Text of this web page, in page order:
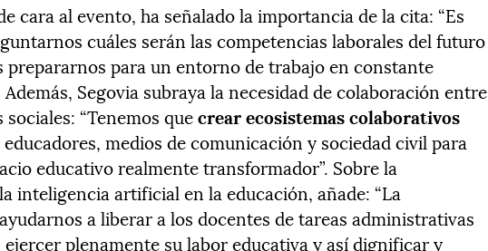
cara al evento, ha señalado la importancia de la cita: “Es
cuáles serán las competencias laborales del futuro
prepararnos para un entorno de trabajo en constante
Segovia subraya la necesidad de colaboración entre
“Tenemos quecrear ecosistemas colaborativos
medios de comunicación y sociedad civil para
educativo realmente transformador”. Sobre la
inteligencia artificial en la educación, añade: “La
a liberar a los docentes de tareas administrativas
ejercer plenamente su labor educativa y así dignificar y